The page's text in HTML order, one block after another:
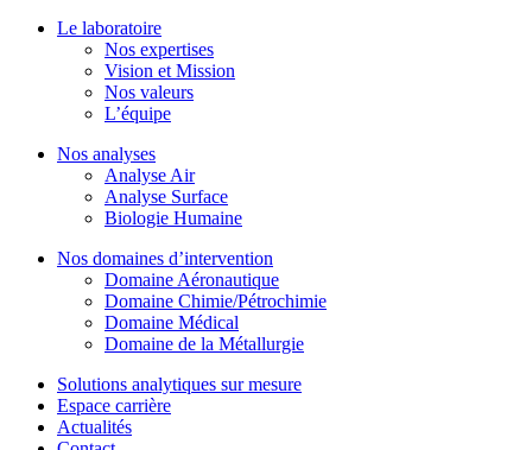
Le laboratoire
Nos expertises
Vision et Mission
Nos valeurs
L’équipe
Nos analyses
Analyse Air
Analyse Surface
Biologie Humaine
Nos domaines d’intervention
Domaine Aéronautique
Domaine Chimie/Pétrochimie
Domaine Médical
Domaine de la Métallurgie
Solutions analytiques sur mesure
Espace carrière
Actualités